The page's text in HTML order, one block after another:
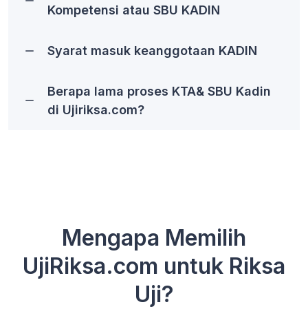
Kompetensi atau SBU KADIN
Syarat masuk keanggotaan KADIN
Berapa lama proses KTA& SBU Kadin
di Ujiriksa.com?
Mengapa Memilih
UjiRiksa.com untuk Riksa
Uji?